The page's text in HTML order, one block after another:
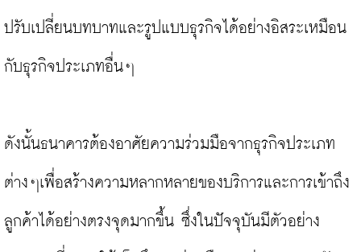
ปรับเปลี่ยนบทบาทและรูปแบบธุรกิจได้อย่างอิสระเหมือน
กับธุรกิจประเภทอื่นๆ
ดังนั้นธนาคารต้องอาศัยความร่วมมือจากธุรกิจประเภท
ต่างๆเพื่อสร้างความหลากหลายของบริการและการเข้าถึง
ลูกค้าได้อย่างตรงจุดมากขึ้น ซึ่งในปัจจุบันมีตัวอย่าง